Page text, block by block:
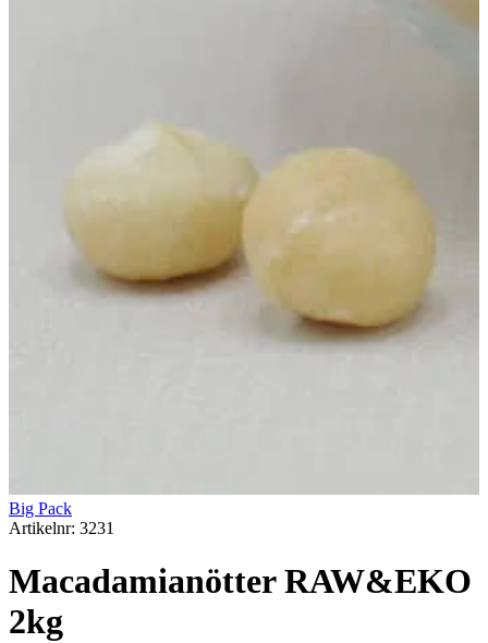
Big Pack
Artikelnr: 3231
Macadamianötter RAW&EKO
2kg